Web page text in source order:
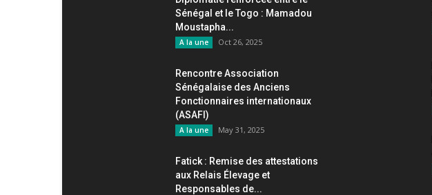
Sénégal et le Togo : Mamadou
Moustapha...
A la une Oct 26, 2025
Rencontre Association
Sénégalaise des Anciens
Fonctionnaires internationaux
(ASAFI)
A la une May 31, 2025
Fatick : Remise des attestations
aux Relais Élevage et
Responsables de...